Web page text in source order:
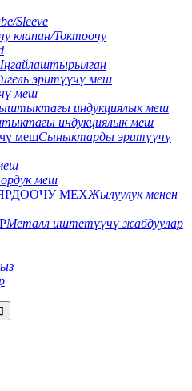
Sleeve
клапан/Токтоочу
эритүүчү меш
меш
индукциялык меш
индукциялык меш
Сыныктарды эритүүчү
меш
Жылуулук менен
Металл иштетүүчү жабдуулар